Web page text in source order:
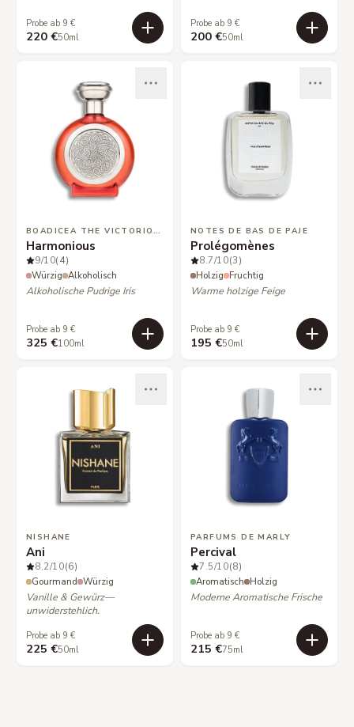
Probe ab 9 €
220 €50ml
Probe ab 9 €
200 €50ml
BOADICEA THE VICTORIOUS
Harmonious
9/10(4)
Würzig Alkoholisch
Alkoholische Pudrige Iris
Probe ab 9 €
325 €100ml
NOTES DE BAS DE PAJE
Prolégomènes
8.7/10(3)
Holzig Fruchtig
Warme holzige Feige
Probe ab 9 €
195 €50ml
NISHANE
Ani
8.2/10(6)
Gourmand Würzig
Vanille & Gewürz—
unwiderstehlich.
Probe ab 9 €
225 €50ml
PARFUMS DE MARLY
Percival
7.5/10(8)
Aromatisch Holzig
Moderne Aromatische Frische
Probe ab 9 €
215 €75ml